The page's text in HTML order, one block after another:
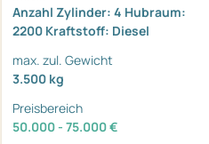
Anzahl Zylinder: 4 Hubraum:
2200 Kraftstoff: Diesel
max. zul. Gewicht
3.500 kg
Preisbereich
50.000 - 75.000 €